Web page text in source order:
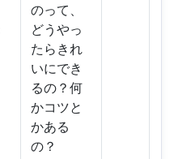
のって、
どうやっ
たらきれ
いにでき
るの？何
かコツと
かある
の？